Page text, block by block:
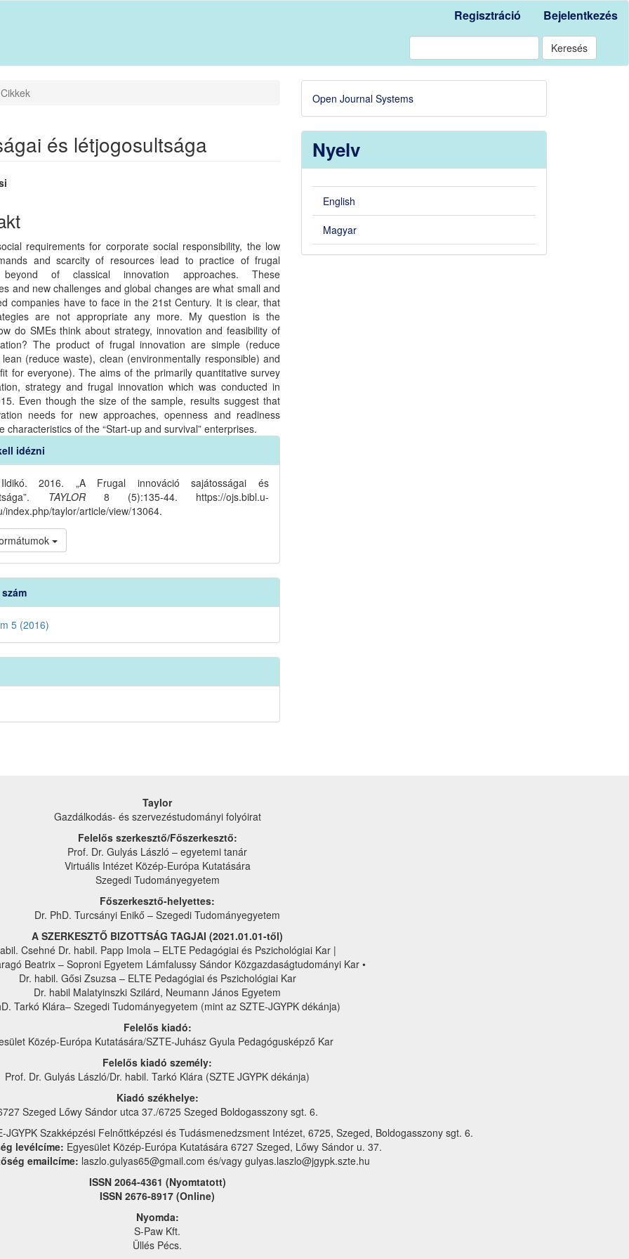
Regisztráció Bejelentkezés
Keresés
Cikkek
és létjogosultsága
requirements for corporate social responsibility, the low
and scarcity of resources lead to practice of frugal
beyond of classical innovation approaches. These
and new challenges and global changes are what small and
companies have to face in the 21st Century. It is clear, that
are not appropriate any more. My question is the
do SMEs think about strategy, innovation and feasibility of
The product of frugal innovation are simple (reduce
(reduce waste), clean (environmentally responsible) and
for everyone). The aims of the primarily quantitative survey
strategy and frugal innovation which was conducted in
Even though the size of the sample, results suggest that
needs for new approaches, openness and readiness
characteristics of the “Start-up and survival” enterprises.
idézni
2016. „A Frugal innováció sajátosságai és
TAYLOR8 (5):135-44. https://ojs.bibl.u-
index.php/taylor/article/view/13064.
5 (2016)
Developed
By
Open Journal Systems
Nyelv
English
Magyar
Taylor
Gazdálkodás- és szervezéstudományi folyóirat
Felelős szerkesztő/Főszerkesztő:
Prof. Dr. Gulyás László – egyetemi tanár
Virtuális Intézet Közép-Európa Kutatására
Szegedi Tudományegyetem
Főszerkesztő-helyettes:
Dr. PhD. Turcsányi Enikő – Szegedi Tudományegyetem
A SZERKESZTŐ BIZOTTSÁG TAGJAI (2021.01.01-től)
Csehné Dr. habil. Papp Imola – ELTE Pedagógiai és Pszichológiai Kar |
Beatrix – Soproni Egyetem Lámfalussy Sándor Közgazdaságtudományi Kar •
Dr. habil. Gősi Zsuzsa – ELTE Pedagógiai és Pszichológiai Kar
Dr. habil Malatyinszki Szilárd, Neumann János Egyetem
Tarkó Klára– Szegedi Tudományegyetem (mint az SZTE-JGYPK dékánja)
Felelős kiadó:
Közép-Európa Kutatására/SZTE-Juhász Gyula Pedagógusképző Kar
Felelős kiadó személy:
Prof. Dr. Gulyás László/Dr. habil. Tarkó Klára (SZTE JGYPK dékánja)
Kiadó székhelye:
Szeged Lőwy Sándor utca 37./6725 Szeged Boldogasszony sgt. 6.
JGYPK Szakképzési Felnőttképzési és Tudásmenedzsment Intézet, 6725, Szeged, Boldogasszony sgt. 6.
levélcíme: Egyesület Közép-Európa Kutatására 6727 Szeged, Lőwy Sándor u. 37.
emailcíme: laszlo.gulyas65@gmail.com és/vagy gulyas.laszlo@jgypk.szte.hu
ISSN 2064-4361 (Nyomtatott)
ISSN 2676-8917 (Online)
Nyomda:
S-Paw Kft.
Üllés Pécs.